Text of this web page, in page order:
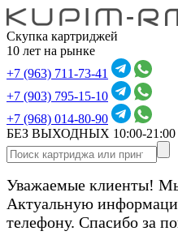
Скупка картриджей
10 лет на рынке
+7 (963) 711-73-41
+7 (903) 795-15-10
+7 (968) 014-80-90
БЕЗ ВЫХОДНЫХ 10:00-21:00
Уважаемые клиенты!
Актуальную
телефону. Спасибо за